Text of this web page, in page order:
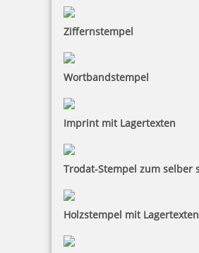
Ziffernstempel
Wortbandstempel
Imprint mit Lagertexten
Trodat-Stempel zum selber
Holzstempel mit Lagertexten
24,20 €
Jetzt gestalten